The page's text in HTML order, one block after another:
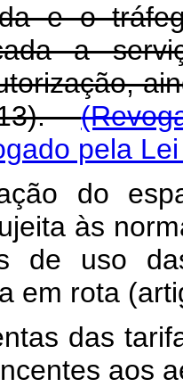
e o
a
pela
do
às
de uso
em rota
das
aos